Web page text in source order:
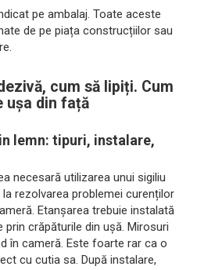
pe ambalaj. Toate aceste
de pe piața construcțiilor sau
cum să lipiți. Cum
ușa din față
lemn: tipuri, instalare,
necesară utilizarea unui sigiliu
rezolvarea problemei curenților
Etanșarea trebuie instalată
crăpăturile din ușă. Mirosuri
în cameră. Este foarte rar ca o
cu cutia sa. După instalare,